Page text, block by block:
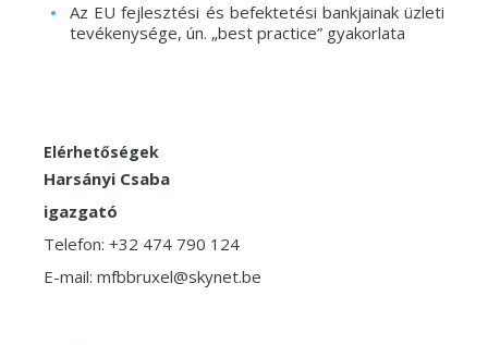
Az EU fejlesztési és befektetési bankjainak üzleti
tevékenysége, ún. „best practice” gyakorlata
Elérhetőségek
Harsányi Csaba
igazgató
Telefon: +32 474 790 124
E-mail: mfbbruxel@skynet.be